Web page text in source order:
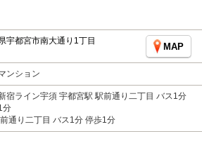
宇都宮市南大通り1丁目
MAP
ンション
宿ライン宇須 宇都宮駅 駅前通り二丁目 バス1分
分
通り二丁目 バス1分 停歩1分